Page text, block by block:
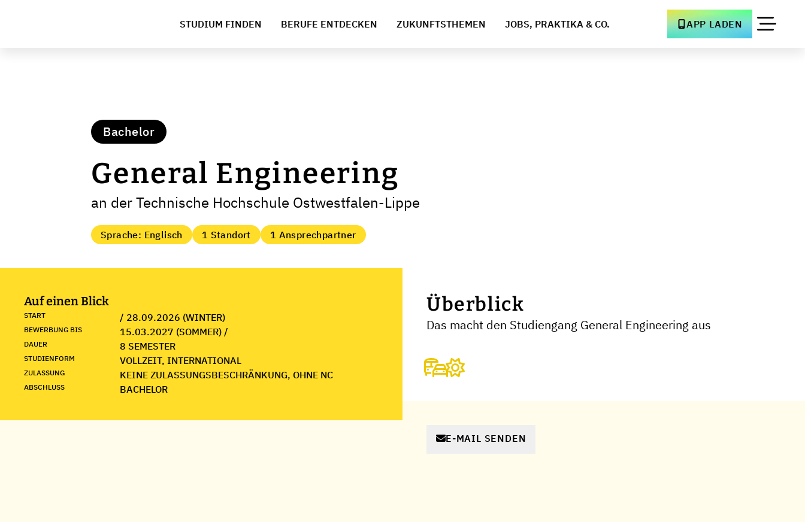
STUDIUM FINDEN BERUFE ENTDECKEN ZUKUNFTSTHEMEN JOBS, PRAKTIKA & CO. APP LADEN
Bachelor
General Engineering
an der Technische Hochschule Ostwestfalen-Lippe
Sprache: Englisch 1 Standort 1 Ansprechpartner
Auf einen Blick
START / 28.09.2026 (WINTER)
BEWERBUNG BIS 15.03.2027 (SOMMER) /
DAUER 8 SEMESTER
STUDIENFORM VOLLZEIT, INTERNATIONAL
ZULASSUNG KEINE ZULASSUNGSBESCHRÄNKUNG, OHNE NC
ABSCHLUSS BACHELOR
Überblick
Das macht den Studiengang General Engineering aus
E-MAIL SENDEN